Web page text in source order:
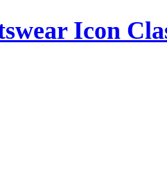
Icon